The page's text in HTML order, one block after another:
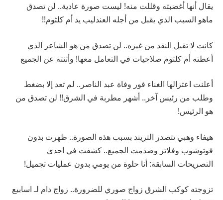
يقال أنها أغضبته وقللت منه! ليست صورة عادية.. لن تصدق
ماهو السبب الذي يقبل من أجله العندليب يد أم كلثوم!!
كانت لا تقبل النقد من غيره.. لن تصدق من هو الشاعر الذي
أعطته أم كلثوم صلاحيات في التعامل معها! وأثنته عن الجميع
أعلنت اعتزالها الغناء فور وفاة عبد الناصر.. لم تعد إلا بضغط
وطلب من رئيس آخر.. أشهر مطربة في الشرق!! لن تصدق من
هو الرئيس!
هيفاء وهبي تتصدر التريند بسبب هذه الصورة.. ظهرت بدون
فوتوشوب وفلاتر وصدمت الجميع.. كشفت في احدى
التصريحات السابقة: أنا حلوة من يومي بدون عمليات تجميل!
تزوجته كوكب الشرق زواج صوري للضرورة.. زواج دام لـ اسابيع